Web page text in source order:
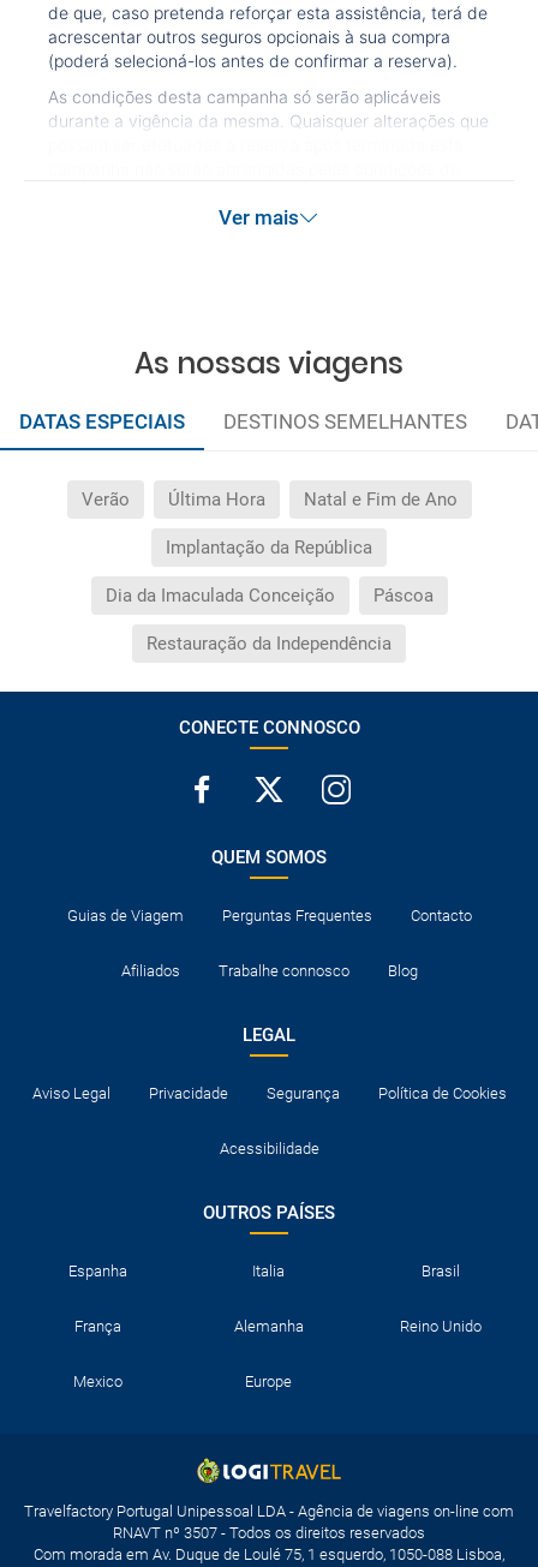
de que, caso pretenda reforçar esta assistência, terá de
acrescentar outros seguros opcionais à sua compra
(poderá selecioná-los antes de confirmar a reserva).
As condições desta campanha só serão aplicáveis
durante a vigência da mesma. Quaisquer alterações que
Ver mais
As nossas viagens
DATAS ESPECIAIS DESTINOS SEMELHANTES
Verão Última Hora Natal e Fim de Ano
Implantação da República
Dia da Imaculada Conceição Páscoa
Restauração da Independência
CONECTE CONNOSCO
QUEM SOMOS
Guias de Viagem Perguntas Frequentes Contacto
Afiliados Trabalhe connosco Blog
LEGAL
Aviso Legal Privacidade Segurança Política de Cookies
Acessibilidade
OUTROS PAÍSES
Espanha Italia Brasil
França Alemanha Reino Unido
Mexico Europe
Travelfactory Portugal Unipessoal LDA - Agência de viagens on-line com
RNAVT nº 3507 - Todos os direitos reservados
Com morada em Av. Duque de Loulé 75, 1 esquerdo, 1050-088 Lisboa,